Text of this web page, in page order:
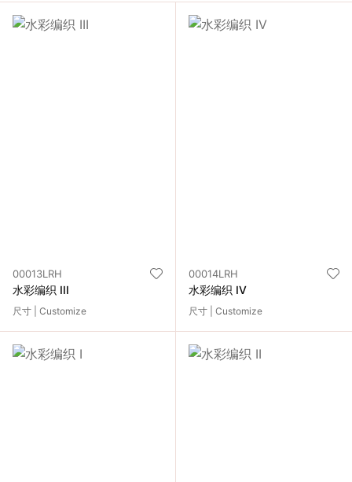
言
00013LRH
水彩编织 III
尺寸 | Customize
00014LRH
水彩编织 IV
尺寸 | Customize